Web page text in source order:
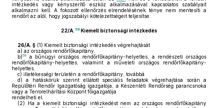
intézkedés vagy kényszerítő eszköz alkalmazásával kapcsolatos szabályait
alkalmazni kell. A fokozott ellenőrzés elrendelésének ténye nem mentesíti a
rendőrt az alól, hogy jogszabályi kötelezettségeit teljesítse.
22/A. 58 Kiemelt biztonsági intézkedés
26/A. § (1) Kiemelt biztonsági intézkedés végrehajtását
a) az országos rendőrfőkapitány,
b)59
a bűnügyi országos rendőrfőkapitány-helyettes, a rendészeti országos
rendőrfőkapitány-helyettes, valamint a műveleti országos rendőrfőkapitány-
helyettes,
c) illetékességi területén a rendőrfőkapitány, továbbá
d) a hatáskörük szerint ellátott speciális feladatok végrehajtása során a
Repülőtéri Rendőr Igazgatóság igazgatója, a Készenléti Rendőrség parancsnoka
vagy a Terrorelhárítási Központ főigazgatója
rendelheti el.
(2) Ha a kiemelt biztonsági intézkedést nem az országos rendőrfőkapitány